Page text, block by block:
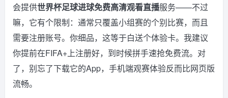
会提供世界杯足球进球免费高清观看直播服务——不过
嘛，它有个限制：通常只覆盖小组赛的个别比赛，而且
需要注册账号。你细品，这等于白送个体验卡。我建议
你提前在FIFA+上注册好，到时候拼手速抢免费流。对
了，别忘了下载它的App，手机端观赛体验反而比网页版
流畅。